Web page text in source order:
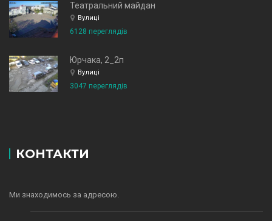
Театральний майдан
Вулиці
6128 переглядів
Юрчака, 2_2п
Вулиці
3047 переглядів
КОНТАКТИ
Ми знаходимось за адресою.